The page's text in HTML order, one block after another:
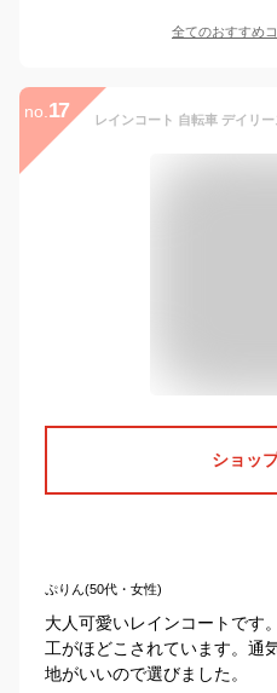
全てのおすすめ
no. 17
ショッ
ぷりん(50代・女性)
大人可愛いレインコートです
工がほどこされています。通
地がいいので選びました。